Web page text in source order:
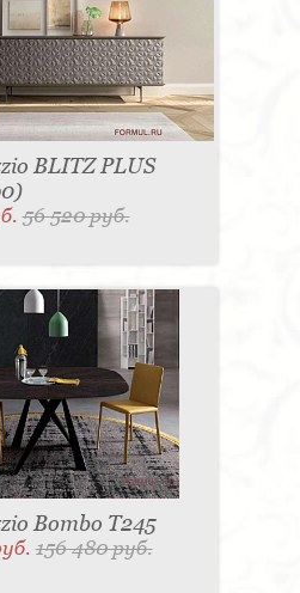
BLITZ PLUS
56 520 руб.
Bombo T245
156 480 руб.